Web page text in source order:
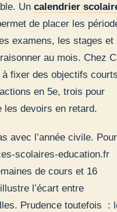
Un calendrier
de placer les
examens, les stages et
au mois. Chez
à fixer des objectifs
en 5e, trois pour
les devoirs en retard.
avec l’année civile. Pour
scolaires-education.fr
de cours et 16
l’écart entre
Prudence toutefois :